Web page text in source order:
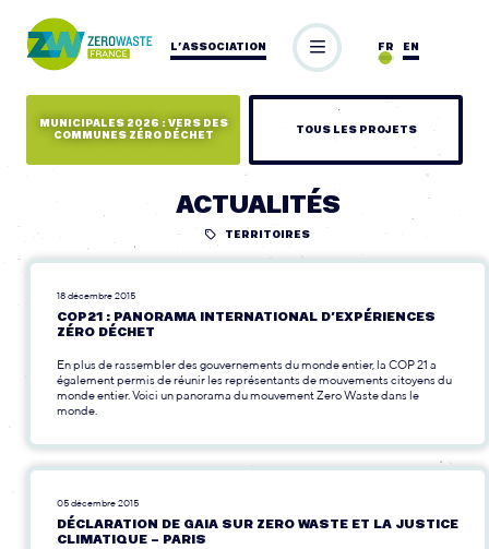
L’ASSOCIATION EN
FR
MUNICIPALES 2026 : VERS DES
COMMUNES ZÉRO DÉCHET
TOUS LES PROJETS
ACTUALITÉS
TERRITOIRES
18 décembre 2015
COP21 : PANORAMA INTERNATIONAL D’EXPÉRIENCES
ZÉRO DÉCHET
En plus de rassembler des gouvernements du monde entier, la COP 21 a
également permis de réunir les représentants de mouvements citoyens du
monde entier. Voici un panorama du mouvement Zero Waste dans le
monde.
05 décembre 2015
DÉCLARATION DE GAIA SUR ZERO WASTE ET LA JUSTICE
CLIMATIQUE – PARIS